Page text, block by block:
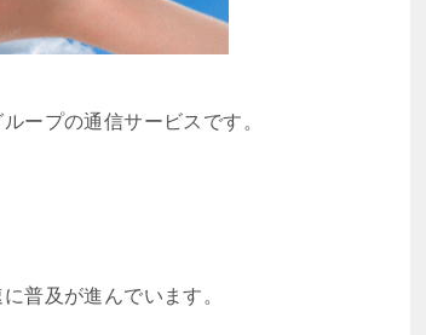
ープの通信サービスです。
普及が進んでいます。